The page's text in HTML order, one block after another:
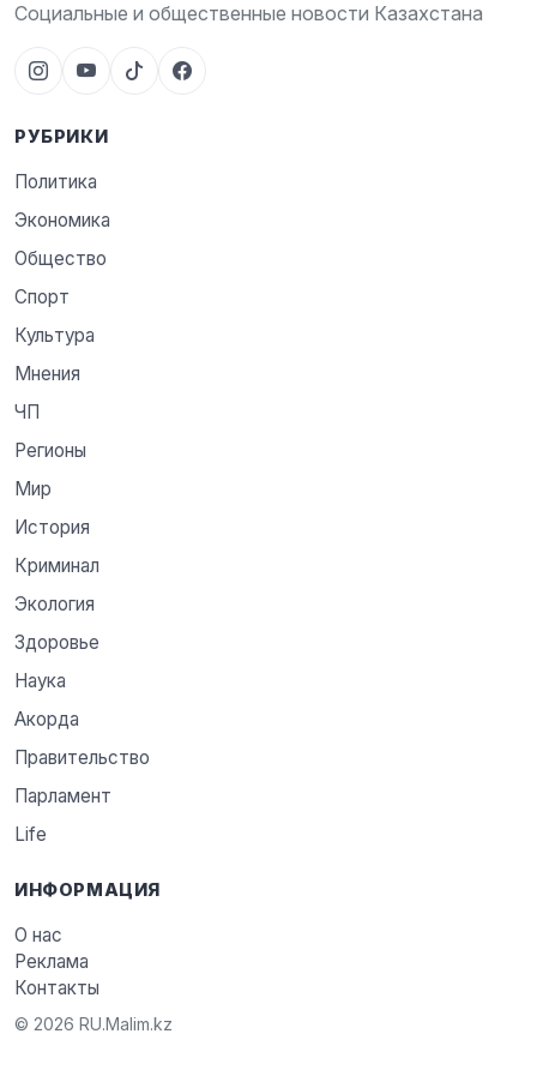
Социальные и общественные новости Казахстана
РУБРИКИ
Политика
Экономика
Общество
Спорт
Культура
Мнения
ЧП
Регионы
Мир
История
Криминал
Экология
Здоровье
Наука
Акорда
Правительство
Парламент
Life
ИНФОРМАЦИЯ
О нас
Реклама
Контакты
© 2026 RU.Malim.kz